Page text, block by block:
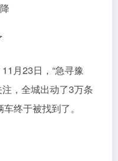
月23日，“急寻豫
，全城出动了3万条
终于被找到了。